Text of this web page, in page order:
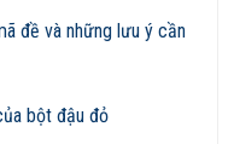
đề và những lưu ý cần
bột đậu đỏ